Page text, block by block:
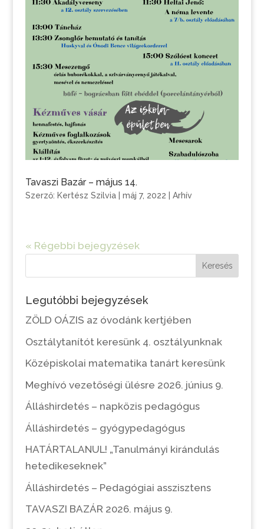
Tavaszi Bazár – május 14.
Szerző: Kertész Szilvia| máj 7, 2022 Arhív
« Régebbi bejegyzések
Keresés
Legutóbbi bejegyzések
ZÖLD OÁZIS az óvodánk kertjében
Osztálytanítót keresünk 4. osztályunknak
Középiskolai matematika tanárt keresünk
Meghívó vezetőségi ülésre 2026. június 9.
Álláshirdetés – napközis pedagógus
Álláshirdetés – gyógypedagógus
HATÁRTALANUL! „Tanulmányi kirándulás
hetedikeseknek”
Álláshirdetés – Pedagógiai asszisztens
TAVASZI BAZÁR 2026. május 9.